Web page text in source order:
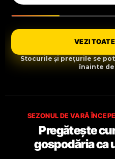
VEZI
Stocurile și prețurile se
înainte de
SEZONUL DE VARĂ
Pregătește
gospodăria ca